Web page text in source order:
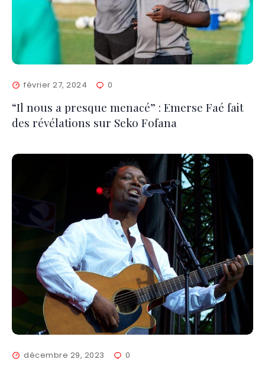
février 27, 2024 0
“Il nous a presque menacé” : Emerse Faé fait
des révélations sur Seko Fofana
décembre 29, 2023 0